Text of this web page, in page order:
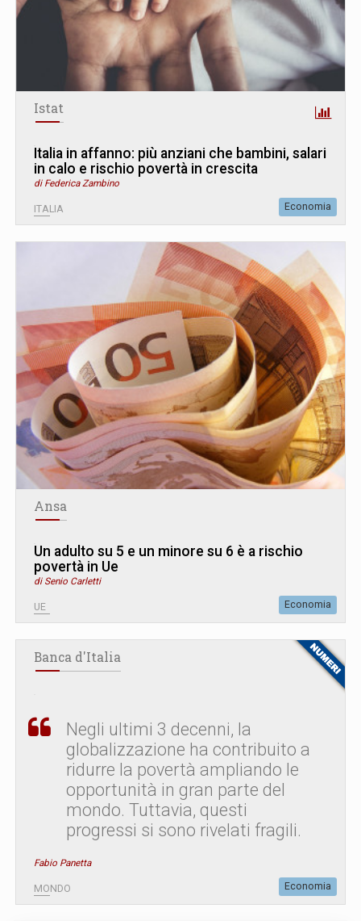
Istat
Italia in affanno: più anziani che bambini, salari
in calo e rischio povertà in crescita
di Federica Zambino
ITALIA Economia
Ansa
Un adulto su 5 e un minore su 6 è a rischio
povertà in Ue
di Senio Carletti
UE Economia
Banca d'Italia
Negli ultimi 3 decenni, la
globalizzazione ha contribuito a
ridurre la povertà ampliando le
opportunità in gran parte del
mondo. Tuttavia, questi
progressi si sono rivelati fragili.
Fabio Panetta
MONDO Economia